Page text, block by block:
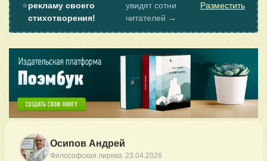
⭐рекламу своего
стихотворения!
увидят сотни
читателей →
Разместить
Осипов Андрей
Философская лирика·23.04.2026